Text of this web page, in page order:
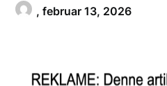
,februar 13, 2026